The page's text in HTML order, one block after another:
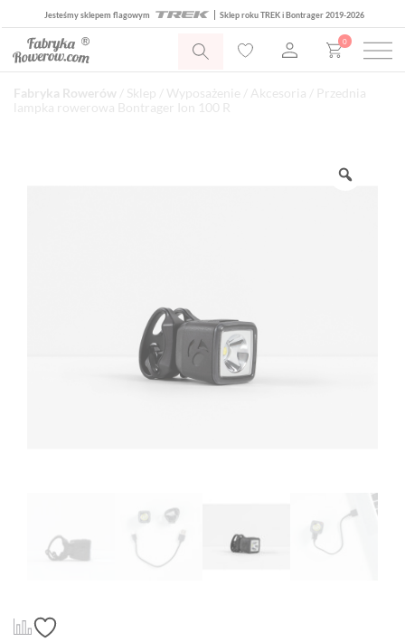
Jesteśmy sklepem flagowym Sklep roku TREK i Bontrager 2019-2026
0
Fabryka Rowerów Sklep Wyposażenie Akcesoria / Przednia
lampka rowerowa Bontrager Ion 100 R